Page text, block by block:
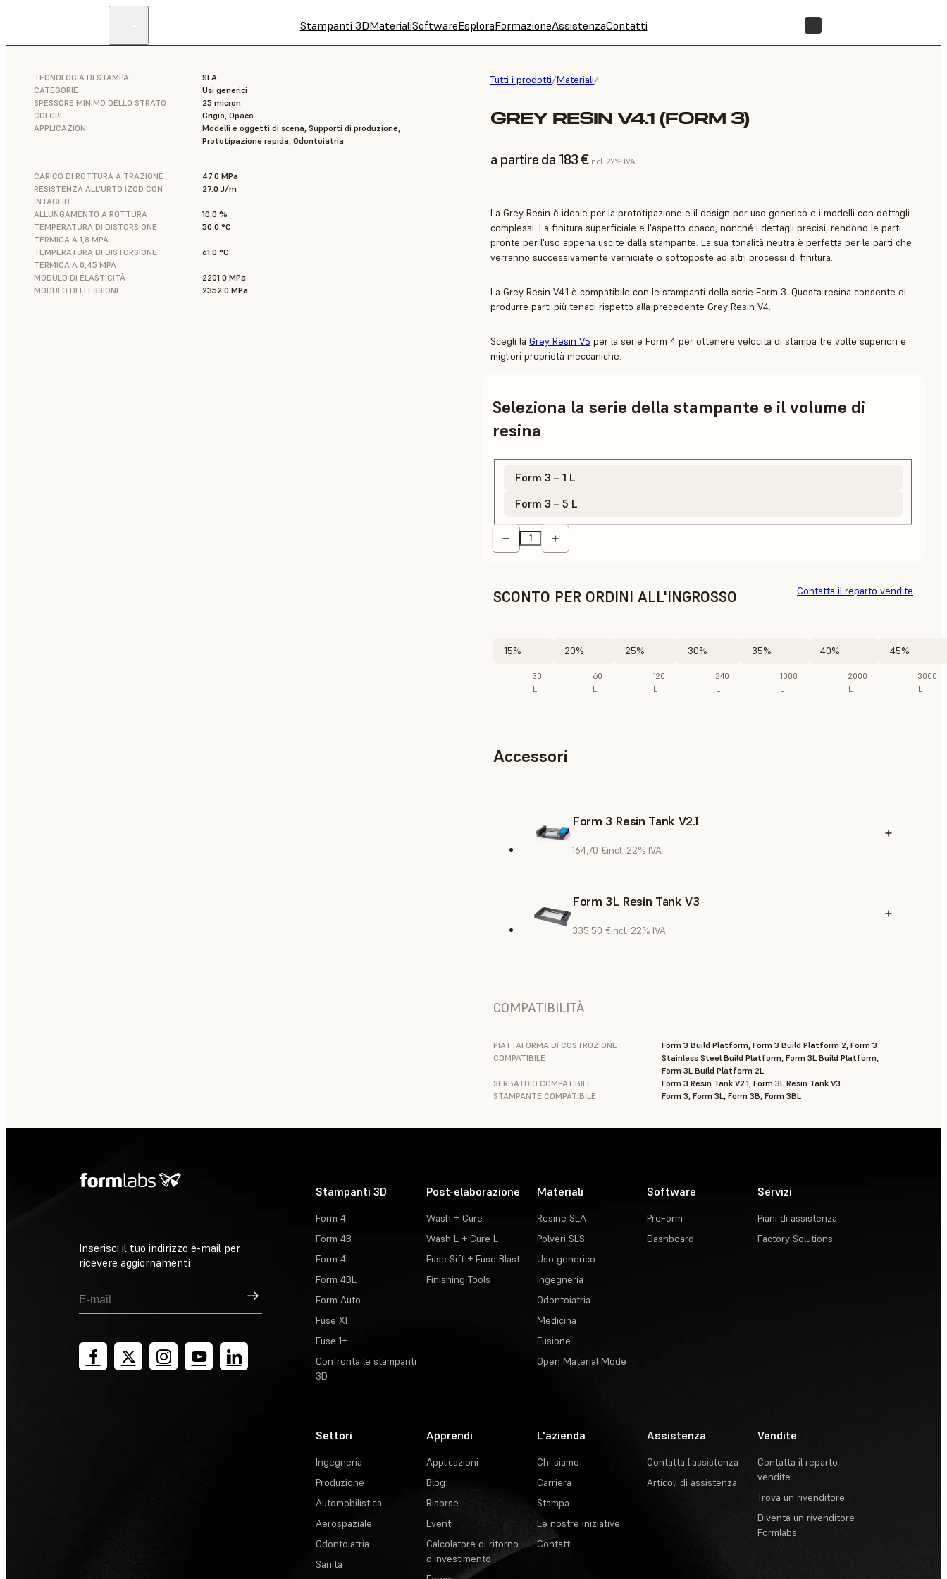
Stampanti 3DMaterialiSoftwareEsploraFormazioneAssistenzaContatti
Tutti i prodotti/Materiali/
GREY RESIN V4.1 (FORM 3)
a partire da 183 €incl. 22% IVA
TECNOLOGIA DI STAMPA
SLA
CATEGORIE
Usi generici
SPESSORE MINIMO DELLO STRATO
25 micron
COLORI
Grigio, Opaco
APPLICAZIONI
Modelli e oggetti di scena, Supporti di produzione,
Prototipazione rapida, Odontoiatria
CARICO DI ROTTURA A TRAZIONE
47.0 MPa
RESISTENZA ALL'URTO IZOD CON
INTAGLIO
27.0 J/m
ALLUNGAMENTO A ROTTURA
10.0 %
TEMPERATURA DI DISTORSIONE
TERMICA A 1,8 MPA
50.0 °C
TEMPERATURA DI DISTORSIONE
TERMICA A 0,45 MPA
61.0 °C
MODULO DI ELASTICITÀ
2201.0 MPa
MODULO DI FLESSIONE
2352.0 MPa
La Grey Resin è ideale per la prototipazione e il design per uso generico e i modelli con dettagli
complessi. La finitura superficiale e l'aspetto opaco, nonché i dettagli precisi, rendono le parti
pronte per l'uso appena uscite dalla stampante. La sua tonalità neutra è perfetta per le parti che
verranno successivamente verniciate o sottoposte ad altri processi di finitura.
La Grey Resin V4.1 è compatibile con le stampanti della serie Form 3. Questa resina consente di
produrre parti più tenaci rispetto alla precedente Grey Resin V4.
Scegli la Grey Resin V5 per la serie Form 4 per ottenere velocità di stampa tre volte superiori e
migliori proprietà meccaniche.
Seleziona la serie della stampante e il volume di
resina
Form 3 – 1 L
Form 3 – 5 L
SCONTO PER ORDINI ALL'INGROSSO
15%
30
L
20%
60
L
25%
120
L
30%
240
L
35%
1000
L
40%
2000
L
45%
3000
L
Contatta il reparto vendite
Accessori
Form 3 Resin Tank V2.1
164,70 €incl. 22% IVA
Form 3L Resin Tank V3
335,50 €incl. 22% IVA
COMPATIBILITÀ
PIATTAFORMA DI COSTRUZIONE
COMPATIBILE
Form 3 Build Platform, Form 3 Build Platform 2, Form 3
Stainless Steel Build Platform, Form 3L Build Platform,
Form 3L Build Platform 2L
SERBATOIO COMPATIBILE
Form 3 Resin Tank V2.1, Form 3L Resin Tank V3
STAMPANTE COMPATIBILE
Form 3, Form 3L, Form 3B, Form 3BL
Inserisci il tuo indirizzo e-mail per
ricevere aggiornamenti
Registrati
Stampanti 3D
Form 4
Form 4B
Form 4L
Form 4BL
Form Auto
Fuse X1
Fuse 1+
Confronta le stampanti
3D
Post-elaborazione
Wash + Cure
Wash L + Cure L
Fuse Sift + Fuse Blast
Finishing Tools
Materiali
Resine SLA
Polveri SLS
Uso generico
Ingegneria
Odontoiatria
Medicina
Fusione
Open Material Mode
Software
PreForm
Dashboard
Servizi
Piani di assistenza
Factory Solutions
Settori
Ingegneria
Produzione
Automobilistica
Aerospaziale
Odontoiatria
Sanità
Apprendi
Applicazioni
Blog
Risorse
Eventi
Calcolatore di ritorno
d'investimento
L'azienda
Chi siamo
Carriera
Stampa
Le nostre iniziative
Contatti
Assistenza
Contatta l'assistenza
Articoli di assistenza
Vendite
Contatta il reparto
vendite
Trova un rivenditore
Diventa un rivenditore
Formlabs